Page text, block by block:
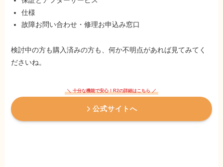
仕様
故障お問い合わせ・修理お申込み窓口
検討中の方も購入済みの方も、何か不明点があれば見てみてく
公式サイトへ